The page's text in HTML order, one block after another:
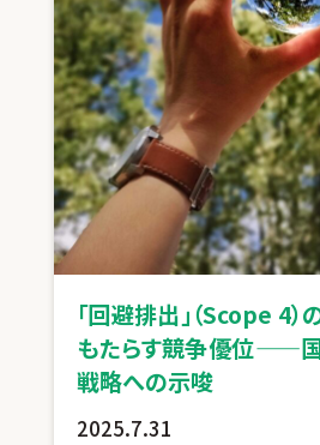
「回避排出」（Scope 4
もたらす競争優位——
戦略への示唆
2025.7.31